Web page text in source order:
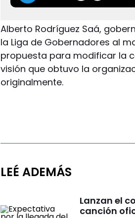
Alberto Rodríguez Saá,
la Liga de Gobernadores al
propuesta para modificar la
visión que obtuvo la
originalmente.
LEÉ ADEMÁS
Lanzan el
canción